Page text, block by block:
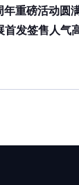
年重磅活动圆
首发签售人气